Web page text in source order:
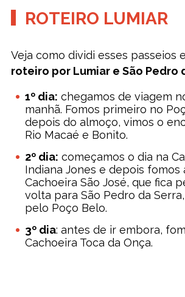
ROTEIRO LUMIAR
Veja como dividi esses passeios
roteiro por Lumiar e São Pedro
1º dia: chegamos de viagem
manhã. Fomos primeiro no
depois do almoço, vimos o
Rio Macaé e Bonito.
2º dia: começamos o dia na
Indiana Jones e depois fomos
Cachoeira São José, que fica
volta para São Pedro da
pelo Poço Belo.
3º dia: antes de ir embora,
Cachoeira Toca da Onça.